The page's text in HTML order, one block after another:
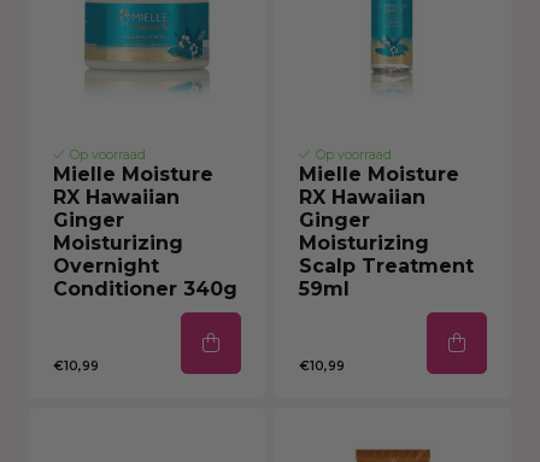
Op voorraad
Mielle Moisture
RX Hawaiian
Ginger
Moisturizing
Overnight
Conditioner 340g
€10,99
Op voorraad
Mielle Moisture
RX Hawaiian
Ginger
Moisturizing
Scalp Treatment
59ml
€10,99